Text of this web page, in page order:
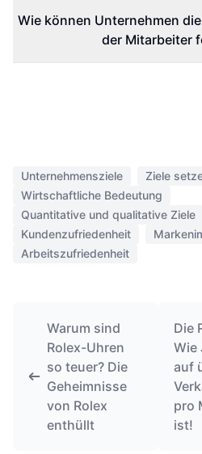
Wie können Unternehmen
der Mitarbeiter
Unternehmensziele
Ziele
Wirtschaftliche Bedeutung
Quantitative und qualitative Ziele
Kundenzufriedenheit
Arbeitszufriedenheit
Warum sind
Rolex-Uhren
so teuer? Die
Geheimnisse
von Rolex
enthüllt
Die
Wie
auf
pro
ist!